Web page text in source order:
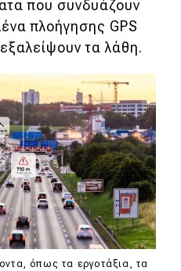
που συνδυάζουν
πλοήγησης GPS
τα λάθη.
όπως τα εργοτάξια, τα